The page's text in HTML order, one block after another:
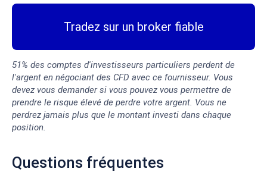
Tradez sur un broker fiable
51% des comptes d'investisseurs particuliers perdent de
l'argent en négociant des CFD avec ce fournisseur. Vous
devez vous demander si vous pouvez vous permettre de
prendre le risque élevé de perdre votre argent. Vous ne
perdrez jamais plus que le montant investi dans chaque
position.
Questions fréquentes